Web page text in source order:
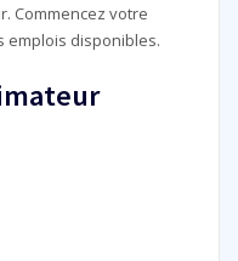
Commencez votre
emplois disponibles.